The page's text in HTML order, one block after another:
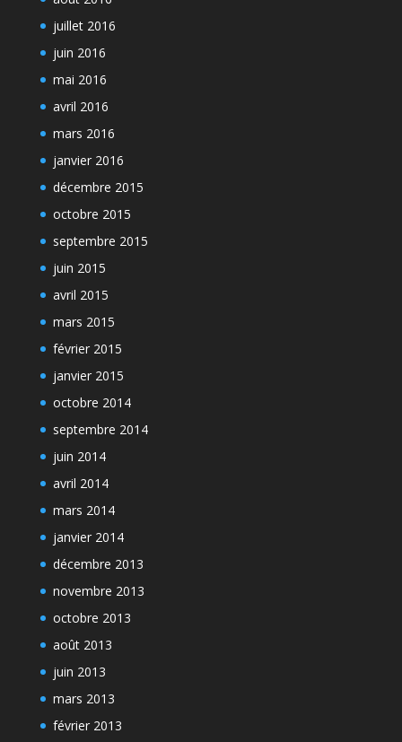
juillet 2016
juin 2016
mai 2016
avril 2016
mars 2016
janvier 2016
décembre 2015
octobre 2015
septembre 2015
juin 2015
avril 2015
mars 2015
février 2015
janvier 2015
octobre 2014
septembre 2014
juin 2014
avril 2014
mars 2014
janvier 2014
décembre 2013
novembre 2013
octobre 2013
août 2013
juin 2013
mars 2013
février 2013